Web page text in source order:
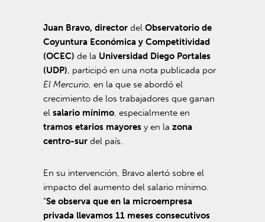
Juan Bravo, director delObservatorio de
Coyuntura Económica y Competitividad
(OCEC) de la Universidad Diego Portales
(UDP), participó en una nota publicada por
El Mercurio, en la que se abordó el
crecimiento de los trabajadores que ganan
elsalario mínimo, especialmente en
tramos etarios mayores y en lazona
centro-sur del país.
En su intervención, Bravo alertó sobre el
impacto del aumento del salario mínimo.
“Se observa que en la microempresa
privada llevamos 11 meses consecutivos